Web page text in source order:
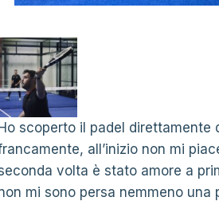
scoperto il padel direttamente
all’inizio non mi
volta è stato amore a
mi sono persa nemmeno una